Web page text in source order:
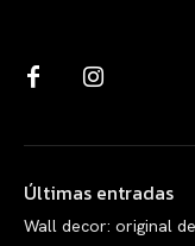
Últimas entradas
Wall decor: original